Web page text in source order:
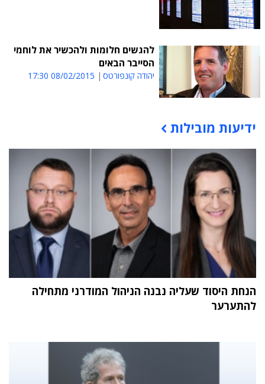
להגשים חלומות ולהכשיר את לוחמי
הסייבר הבאים
יהודה קונפורטס 08/02/2015 17:30
תוכן פרסומי
ידיעות מובילות
הנחת היסוד שעליה נבנה הניהול המודרני מתחילה
להתערער